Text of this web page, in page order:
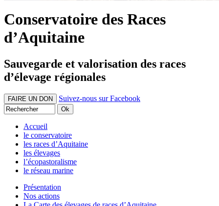
Conservatoire des Races
d’Aquitaine
Sauvegarde et valorisation des races
d’élevage régionales
FAIRE UN DON Suivez-nous sur Facebook
Accueil
le conservatoire
les races d’Aquitaine
les élevages
l’écopastoralisme
le réseau marine
Présentation
Nos actions